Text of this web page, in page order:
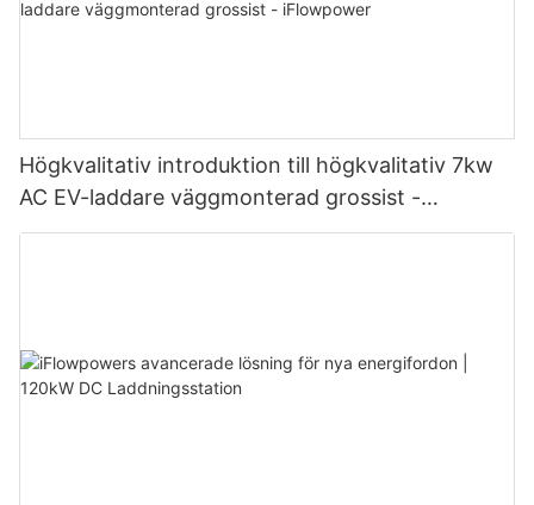
Högkvalitativ introduktion till högkvalitativ 7kw
AC EV-laddare väggmonterad grossist -
iFlowpower